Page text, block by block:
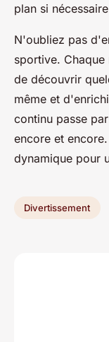
plan si
N'oubliez pas
sportive.
de découvrir
même et
continu passe
encore et
dynamique pour
Divertissement